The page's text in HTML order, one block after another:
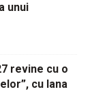
unui
revine cu o
cu Iana